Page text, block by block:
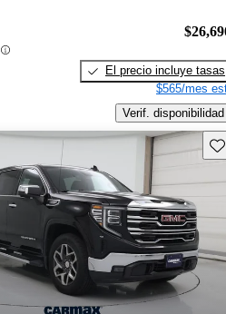
El precio incluye tasas
$565/mes
Verif. disponibilidad